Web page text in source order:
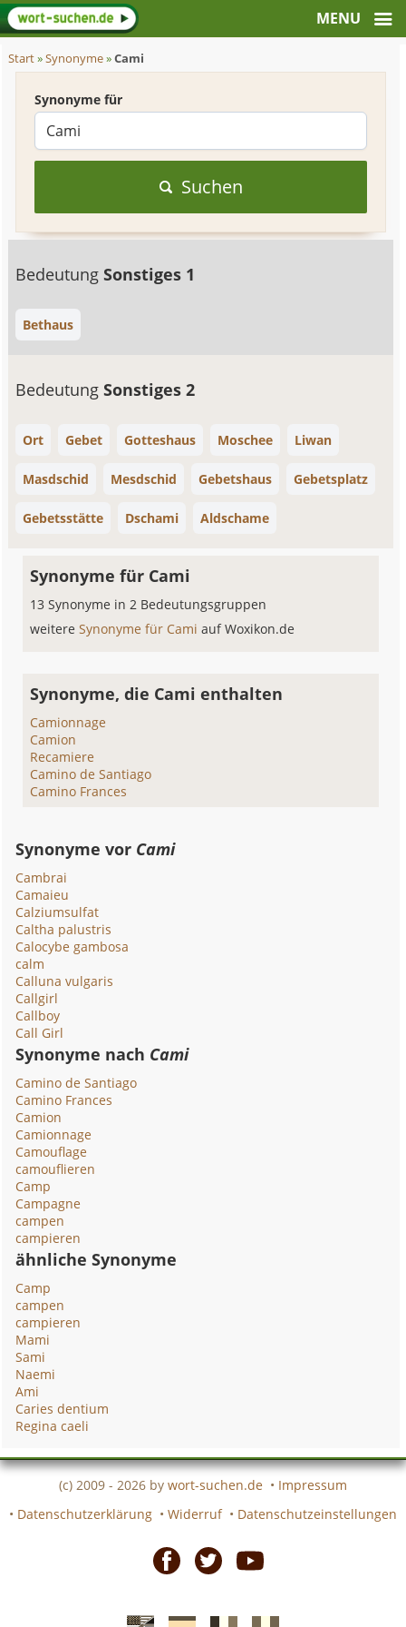
Start»Synonyme»Cami
Synonyme für
Suchen
BedeutungSonstiges 1
Bethaus
BedeutungSonstiges 2
Ort Gebet Gotteshaus Moschee Liwan
Masdschid Mesdschid Gebetshaus Gebetsplatz
Gebetsstätte Dschami Aldschame
Synonyme für Cami
13 Synonyme in 2 Bedeutungsgruppen
weitereSynonyme für Camiauf Woxikon.de
Synonyme, die Cami enthalten
Camionnage
Camion
Recamiere
Camino de Santiago
Camino Frances
Synonyme vor Cami
Cambrai
Camaieu
Calziumsulfat
Caltha palustris
Calocybe gambosa
calm
Calluna vulgaris
Callgirl
Callboy
Call Girl
Synonyme nach Cami
Camino de Santiago
Camino Frances
Camion
Camionnage
Camouflage
camouflieren
Camp
Campagne
campen
campieren
ähnliche Synonyme
Camp
campen
campieren
Mami
Sami
Naemi
Ami
Caries dentium
Regina caeli
(c) 2009 - 2026 by wort-suchen.de • Impressum
• Datenschutzerklärung • Widerruf • Datenschutzeinstellungen